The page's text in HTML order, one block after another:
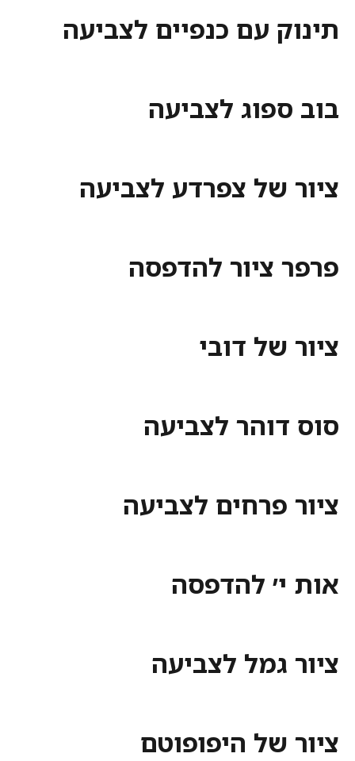
תינוק עם כנפיים לצביעה
בוב ספוג לצביעה
ציור של צפרדע לצביעה
פרפר ציור להדפסה
ציור של דובי
סוס דוהר לצביעה
ציור פרחים לצביעה
אות י׳ להדפסה
ציור גמל לצביעה
ציור של היפופוטם